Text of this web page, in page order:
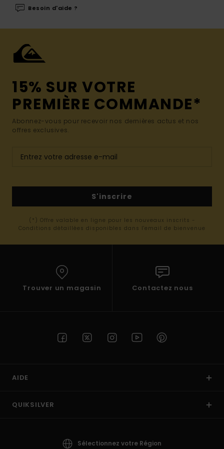
Besoin d'aide ?
15% SUR VOTRE
PREMIÈRE COMMANDE*
Abonnez-vous pour recevoir nos dernières actus et nos
offres exclusives.
S'inscrire
(*) Offre valable en ligne pour les nouveaux inscrits -
Conditions détaillées disponibles dans l'email de bienvenue
Trouver un magasin Contactez nous
AIDE
QUIKSILVER
Sélectionnez votre Région